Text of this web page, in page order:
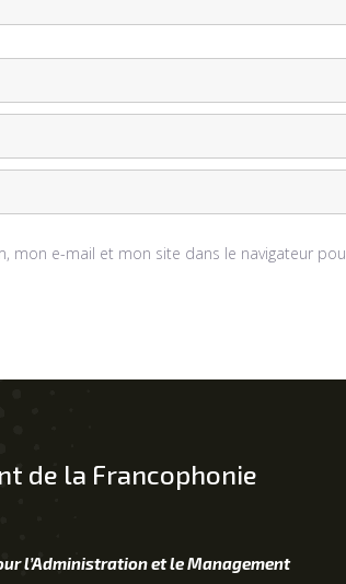
mon e-mail et mon site dans le navigateur
de la Francophonie
l’Administration et le Management